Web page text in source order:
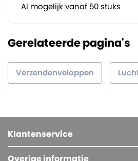
Al mogelijk vanaf 50 stuks
Gerelateerde pagina's
Verzendenveloppen
Klantenservice
Overige informatie